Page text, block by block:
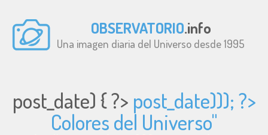
OBSERVATORIO.info
Una imagen diaria del Universo desde 1995
post_date) { ?> post_date))); ?>
Colores del Universo"